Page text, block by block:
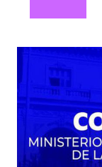
entradas